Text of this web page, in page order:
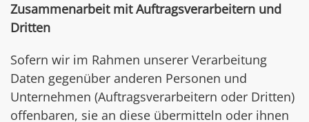
Zusammenarbeit mit Auftragsverarbeitern und
Dritten
Sofern wir im Rahmen unserer Verarbeitung
Daten gegenüber anderen Personen und
Unternehmen (Auftragsverarbeitern oder Dritten)
offenbaren, sie an diese übermitteln oder ihnen